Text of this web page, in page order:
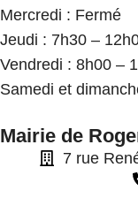
Mercredi : Fermé
Jeudi : 7h30 –
Vendredi : 8h00 –
Samedi et
Mairie de
7 rue